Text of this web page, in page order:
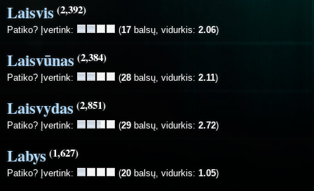
Laisvis (2,392)
Patiko? Įvertink: (17 balsų, vidurkis: 2.06)
Laisvūnas(2,384)
Patiko? Įvertink: (28 balsų, vidurkis: 2.11)
Laisvydas(2,851)
Patiko? Įvertink: (29 balsų, vidurkis: 2.72)
Labys(1,627)
Patiko? Įvertink: (20 balsų, vidurkis: 1.05)